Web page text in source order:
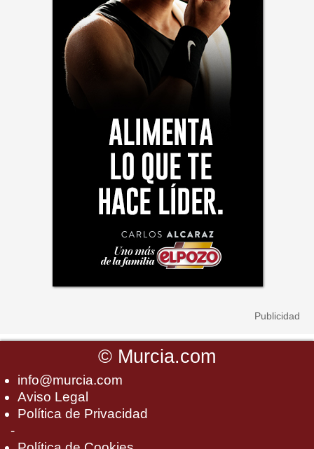
© Murcia.com
info@murcia.com
Aviso Legal
Política de Privacidad
-